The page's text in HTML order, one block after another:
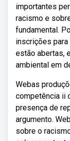
importantes
racismo e
fundamental.
inscrições para
estão abertas,
ambiental em
Webas
competência ii
presença de
argumento.
sobre o